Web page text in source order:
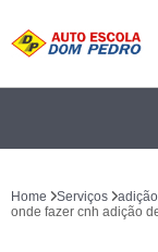
Home Serviços
onde fazer cnh adição